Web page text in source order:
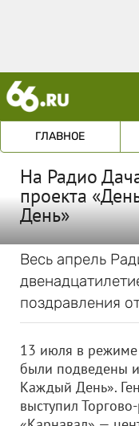
ГЛАВНОЕ
На Радио
проекта
День»
Весь апрель
поздравления
13 июля в режиме
были подведены
Каждый День».
выступил